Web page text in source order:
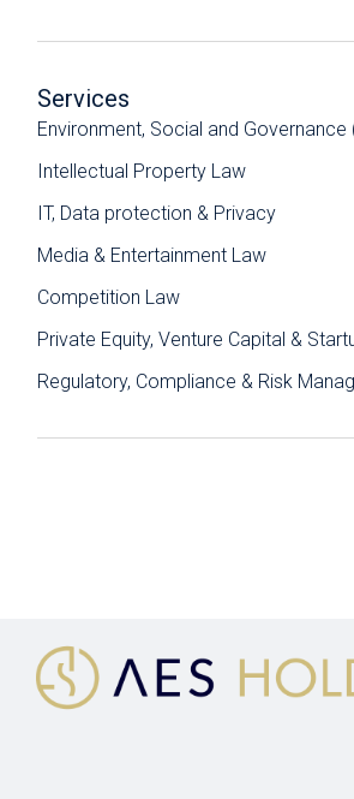
Services
Environment, Social and Governance
Intellectual Property Law
IT, Data protection & Privacy
Media & Entertainment Law
Competition Law
Private Equity, Venture Capital &
Regulatory, Compliance & Risk